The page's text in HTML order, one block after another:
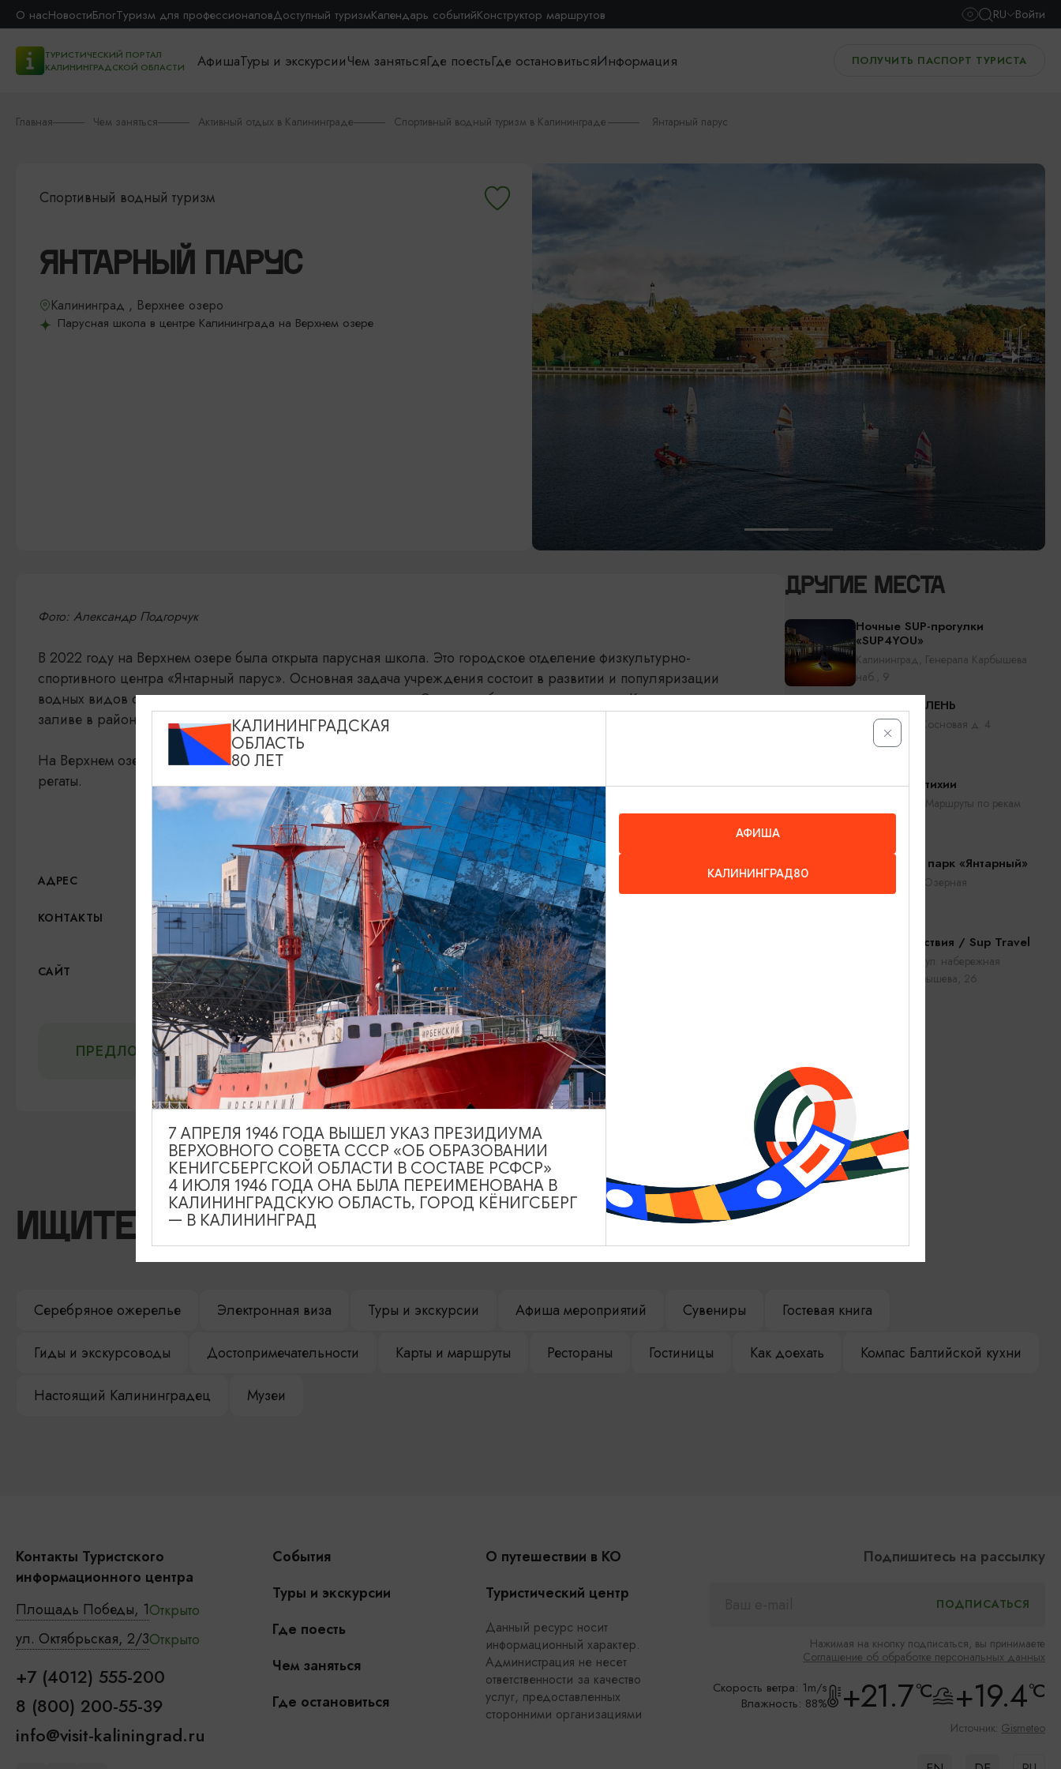
О насНовостиБлогТуризм для профессионаловДоступный туризмКалендарь событийКонструктор маршрутов RU Войти
ТУРИСТИЧЕСКИЙ ПОРТАЛ
КАЛИНИНГРАДСКОЙ ОБЛАСТИ
АфишаТуры и экскурсииЧем занятьсяГде поестьГде остановитьсяИнформация ПОЛУЧИТЬ ПАСПОРТ ТУРИСТА
Главная Чем заняться Активный отдых в Калининграде Спортивный водный туризм в Калининграде Янтарный парус
Спортивный водный туризм
ЯНТАРНЫЙ ПАРУС
Калининград , Верхнее озеро
Парусная школа в центре Калининграда на Верхнем озере
Фото: Александр Подгорчук
В 2022 году на Верхнем озере была открыта парусная школа. Это городское отделение физкультурно-
спортивного центра «Янтарный парус». Основная задача учреждения состоит в развитии и популяризации
водных видов спорта, в первую очередь парусного спорта. Основная база расположена на Калининградском
заливе в районе Голубых озёр.
На Верхнем озере проводятся тренировки для детей и взрослых с разным уровнем подготовки, парусные
регаты.
АДРЕС Верхнее озеро, Показать на карте
КОНТАКТЫ
8 (4012) 77-49-00
САЙТ
Официальный сайт
ВКонтакте
ПРЕДЛОЖИТЬ ИНФОРМАЦИЮ
ДРУГИЕ МЕСТА
Ночные SUP-прогулки
«SUP4YOU»
Калининград, Генерала Карбышева
наб., 9
Клуб НЕТЮЛЕНЬ
Балтийск, ул. Сосновая д. 4
Сап Тур 4 стихии
Калининград, Маршруты по рекам
Подводный парк «Янтарный»
Янтарный, ул. Озерная
Сап путешествия / Sup Travel
Калининград, ул. набережная
Генерала Карбышева, 26
ИЩИТЕ ТАКЖЕ НА НАШЕМ САЙТЕ
Серебряное ожерелье Электронная виза Туры и экскурсии Афиша мероприятий Сувениры Гостевая книга
Гиды и экскурсоводы Достопримечательности Карты и маршруты Рестораны Гостиницы Как доехать Компас Балтийской кухни
Настоящий Калининградец Музеи
Контакты Туристского
информационного центра
Площадь Победы, 1Открыто
ул. Октябрьская, 2/3Открыто
+7 (4012) 555-200
8 (800) 200-55-39
info@visit-kaliningrad.ru
События
Туры и экскурсии
Где поесть
Чем заняться
Где остановиться
О путешествии в КО
Туристический центр
Данный ресурс носит
информационный характер.
Администрация не несет
ответственности за качество
услуг, предоставленных
сторонними организациями
Подпишитесь на рассылку
Нажимая на кнопку подписаться, вы принимаете
Соглашение об обработке персональных данных
Скорость ветра: 1m/s
Влажность: 88%
+21.7°C +19.4°C
Источник: Gismeteo
КАЛИНИНГРАДСКАЯ
ОБЛАСТЬ
80 ЛЕТ
АФИША
КАЛИНИНГРАД80
7 АПРЕЛЯ 1946 ГОДА ВЫШЕЛ УКАЗ ПРЕЗИДИУМА
ВЕРХОВНОГО СОВЕТА СССР «ОБ ОБРАЗОВАНИИ
КЕНИГСБЕРГСКОЙ ОБЛАСТИ В СОСТАВЕ РСФСР»
4 ИЮЛЯ 1946 ГОДА ОНА БЫЛА ПЕРЕИМЕНОВАНА В
КАЛИНИНГРАДСКУЮ ОБЛАСТЬ, ГОРОД КЁНИГСБЕРГ
— В КАЛИНИНГРАД